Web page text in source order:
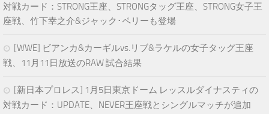
対戦カード：STRONG王座、STRONGタッグ王座、STRONG女子王
座戦、竹下幸之介&ジャック･ペリーも登場
[WWE] ビアンカ&カーギルvs.リブ&ラケルの女子タッグ王座
戦、11月11日放送のRAW 試合結果
[新日本プロレス] 1月5日東京ドーム レッスルダイナスティの
対戦カード：UPDATE、NEVER王座戦とシングルマッチが追加